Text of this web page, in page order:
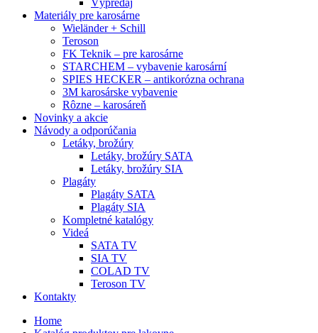
Výpredaj
Materiály pre karosárne
Wieländer + Schill
Teroson
FK Teknik – pre karosárne
STARCHEM – vybavenie karosární
SPIES HECKER – antikorózna ochrana
3M karosárske vybavenie
Rôzne – karosáreň
Novinky a akcie
Návody a odporúčania
Letáky, brožúry
Letáky, brožúry SATA
Letáky, brožúry SIA
Plagáty
Plagáty SATA
Plagáty SIA
Kompletné katalógy
Videá
SATA TV
SIA TV
COLAD TV
Teroson TV
Kontakty
Home